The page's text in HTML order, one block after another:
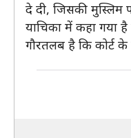
दे दी, जिसकी मुस्लिम
याचिका में कहा गया
गौरतलब है कि कोर्ट